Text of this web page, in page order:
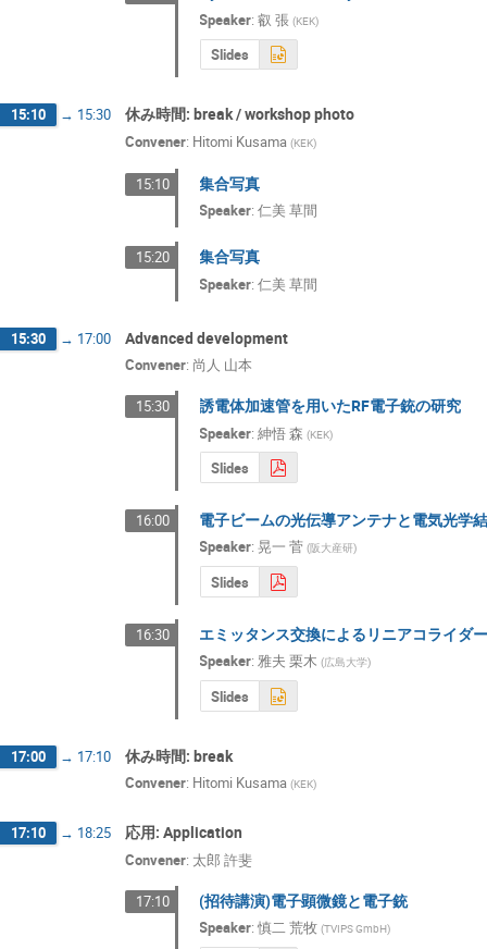
Speaker:叡 張 (KEK)
Slides
15:10 → 15:30 休み時間: break / workshop photo
Convener: Hitomi Kusama (KEK)
15:10 集合写真
Speaker:仁美 草間
15:20 集合写真
Speaker:仁美 草間
15:30 → 17:00 Advanced development
Convener: 尚人 山本
15:30 誘電体加速管を用いたRF電子銃の研究
Speaker:紳悟 森 (KEK)
Slides
16:00 電子ビームの光伝導アンテナと電気光学
Speaker:晃一 菅 (阪大産研)
Slides
16:30 エミッタンス交換によるリニアコライダ
Speaker:雅夫 栗木 (広島大学)
Slides
17:00 → 17:10 休み時間: break
Convener: Hitomi Kusama (KEK)
17:10 → 18:25 応用: Application
Convener: 太郎 許斐
17:10 (招待講演)電子顕微鏡と電子銃
Speaker:慎二 荒牧 (TVIPS GmbH)